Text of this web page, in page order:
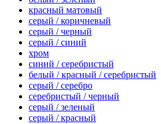
красный матовый
серый / коричневый
серый / черный
серый / синий
хром
синий / серебристый
белый / красный / серебристый
серый / серебро
серебристый / черный
серый / зеленый
серый / красный